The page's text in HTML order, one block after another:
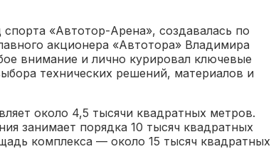
«Автотор-Арена», создавалась по
акционера «Автотора» Владимира
внимание и лично курировал ключевые
технических решений, материалов и
около 4,5 тысячи квадратных метров.
занимает порядка 10 тысяч квадратных
комплекса — около 15 тысяч квадратных